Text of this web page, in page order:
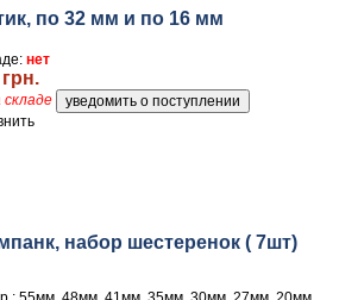
по 32 мм и по 16 мм
нет
набор шестеренок ( 7шт)